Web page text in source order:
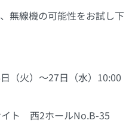
無線機の可能性をお試し下
（火）～27日（水）10:00
イト 西2ホールNo.B-35